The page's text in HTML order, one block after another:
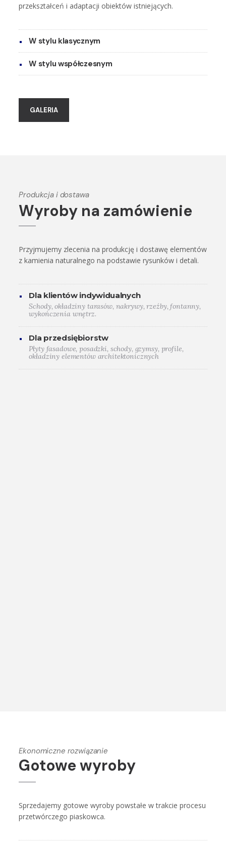
przekształceń i adaptacji obiektów istniejących.
W stylu klasycznym
W stylu współczesnym
GALERIA
Produkcja i dostawa
Wyroby na zamówienie
Przyjmujemy zlecenia na produkcję i dostawę elementów
z kamienia naturalnego na podstawie rysunków i detali.
Dla klientów indywidualnych
Schody, okładziny tarasów, nakrywy, rzeźby, fontanny,
wykończenia wnętrz.
Dla przedsiębiorstw
Płyty fasadowe, posadzki, schody, gzymsy, profile,
okładziny elementów architektonicznych
Ekonomiczne rozwiązanie
Gotowe wyroby
Sprzedajemy gotowe wyroby powstałe w trakcie procesu
przetwórczego piaskowca.